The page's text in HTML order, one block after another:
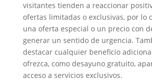
visitantes tienden a reaccionar
ofertas limitadas o exclusivas, por lo
una oferta especial o un precio con
generar un sentido de urgencia.
destacar cualquier beneficio
ofrezca, como desayuno gratuito,
acceso a servicios exclusivos.